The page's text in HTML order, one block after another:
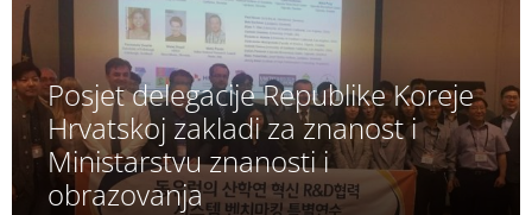
Posjet delegacije Republike Koreje
Hrvatskoj zakladi za znanost i
Ministarstvu znanosti i
obrazovanja